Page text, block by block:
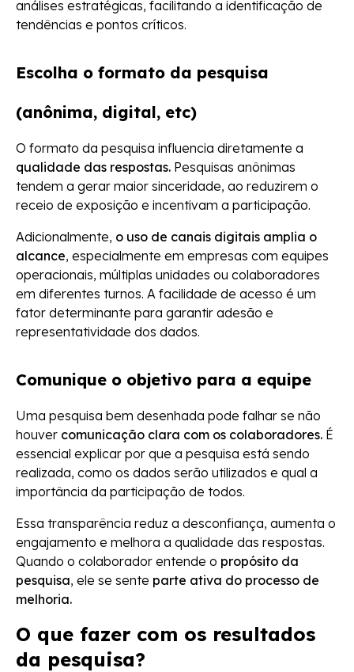
análises estratégicas, facilitando a identificação de
tendências e pontos críticos.
Escolha o formato da pesquisa
(anônima, digital, etc)
O formato da pesquisa influencia diretamente a
qualidade das respostas. Pesquisas anônimas
tendem a gerar maior sinceridade, ao reduzirem o
receio de exposição e incentivam a participação.
Adicionalmente, o uso de canais digitais amplia o
alcance, especialmente em empresas com equipes
operacionais, múltiplas unidades ou colaboradores
em diferentes turnos. A facilidade de acesso é um
fator determinante para garantir adesão e
representatividade dos dados.
Comunique o objetivo para a equipe
Uma pesquisa bem desenhada pode falhar se não
houver comunicação clara com os colaboradores. É
essencial explicar por que a pesquisa está sendo
realizada, como os dados serão utilizados e qual a
importância da participação de todos.
Essa transparência reduz a desconfiança, aumenta o
engajamento e melhora a qualidade das respostas.
Quando o colaborador entende o propósito da
pesquisa, ele se sente parte ativa do processo de
melhoria.
O que fazer com os resultados
da pesquisa?